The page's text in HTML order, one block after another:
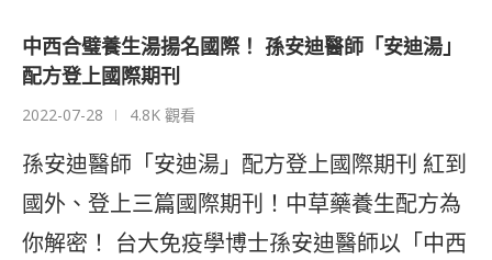
中西合璧養生湯揚名國際！ 孫安迪醫師「安迪湯」
配方登上國際期刊
2022-07-28 4.8K 觀看
孫安迪醫師「安迪湯」配方登上國際期刊 紅到
國外、登上三篇國際期刊！中草藥養生配方為
你解密！ 台大免疫學博士孫安迪醫師以「中西